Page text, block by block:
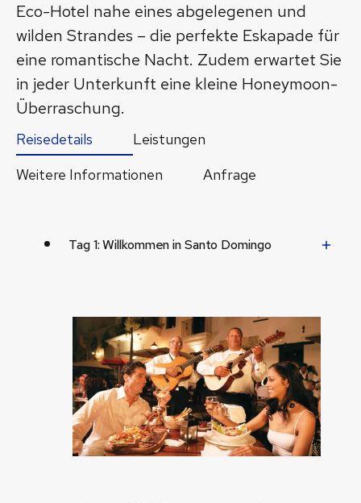
Eco-Hotel nahe eines abgelegenen und
wilden Strandes – die perfekte Eskapade für
eine romantische Nacht. Zudem erwartet Sie
in jeder Unterkunft eine kleine Honeymoon-
Überraschung.
Reisedetails
Leistungen
Weitere Informationen
Anfrage
Tag 1: Willkommen in Santo Domingo